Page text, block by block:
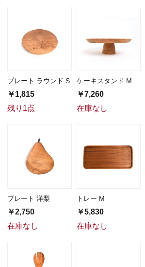
プレート ラウンド S
￥1,815
残り1点
ケーキスタンド M
￥7,260
在庫なし
プレート 洋梨
￥2,750
在庫なし
トレー M
￥5,830
在庫なし